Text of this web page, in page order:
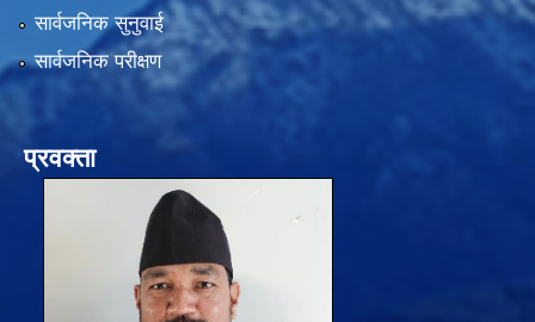
सार्वजनिक सुनुवाई
सार्वजनिक परीक्षण
प्रवक्ता